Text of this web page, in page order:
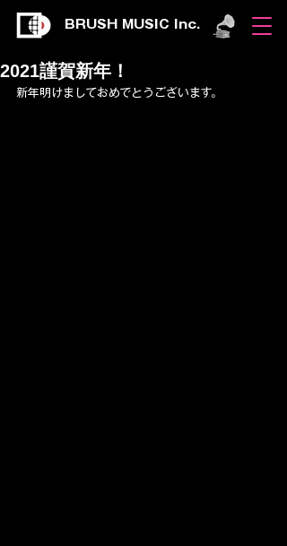
BRUSH MUSIC Inc.
2021謹賀新年！
新年明けましておめでとうございます。